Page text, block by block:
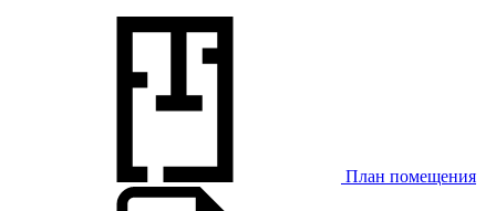
План помещения